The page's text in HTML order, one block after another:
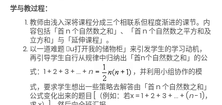
学与教过程：
教师由浅入深将课程分成三个相联系但程度渐进的课节。内
容包括「首 n 个自然数之和」、「首 n 个自然数之平方和及
立方和」与「延伸课程」。
以一道难题 u打开我的储物柜」来引发学生的学习动机，
再引导学生自行从规律中归纳出「首n个自然数之和」的公
式：1 + 2 + 3 + … + n
，并利用小组协作的模
式，要求学生想出一些策略去解答由「首 n 个自然数之和」
公式变化出来的题目 [（例如：若x = 1 + 2 + 3 + … + (n- 1)，